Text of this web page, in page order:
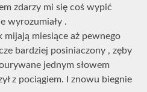
zdarzy mi się coś wypić
wyrozumiały .
mijają miesiące aż pewnego
bardziej posiniaczony , zęby
jednym słowem
z pociągiem. I znowu biegnie